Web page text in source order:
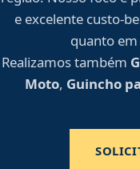
e excelente custo-
quanto
Realizamos também
Moto, Guincho